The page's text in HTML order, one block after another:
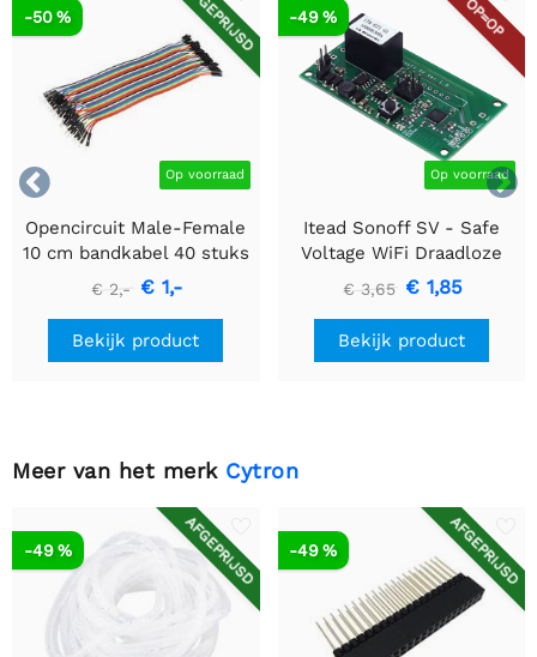


AFGEPRIJSD
Op voorraad
-50 %
Opencircuit Male-Female
10 cm bandkabel 40 stuks
€ 2,- € 1,-
Bekijk product
OP=OP
Op voorraad
-49 %
Itead Sonoff SV - Safe
Voltage WiFi Draadloze
Switch
€ 3,65 € 1,85
Bekijk product
Meer van het merk Cytron
AFGEPRIJSD
-49 % AFGEPRIJSD
-49 %